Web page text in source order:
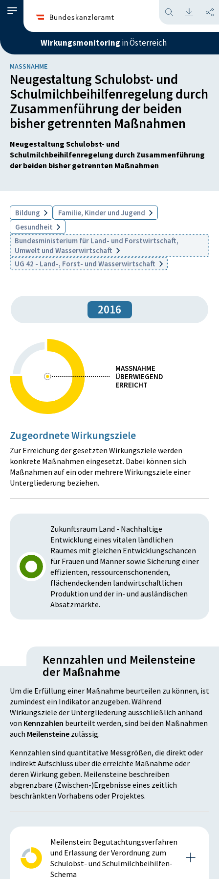
Wirkungsmonitoring in Österreich
MASSNAHME
Neugestaltung Schulobst- und
Schulmilchbeihilfenregelung durch
Zusammenführung der beiden
bisher getrennten Maßnahmen
Neugestaltung Schulobst- und
Schulmilchbeihilfenregelung durch Zusammenführung
der beiden bisher getrennten Maßnahmen
Bildung
Familie, Kinder und Jugend
Gesundheit
Bundesministerium für Land- und Forstwirtschaft,
Umwelt und Wasserwirtschaft
UG 42 - Land-, Forst- und Wasserwirtschaft
2016
MASSNAHME
ÜBERWIEGEND
ERREICHT
Zugeordnete Wirkungsziele
Zur Erreichung der gesetzten Wirkungsziele werden
konkrete Maßnahmen eingesetzt. Dabei können sich
Maßnahmen auf ein oder mehrere Wirkungsziele einer
Untergliederung beziehen.
Zukunftsraum Land - Nachhaltige
Entwicklung eines vitalen ländlichen
Raumes mit gleichen Entwicklungschancen
für Frauen und Männer sowie Sicherung einer
effizienten, ressourcenschonenden,
flächendeckenden landwirtschaftlichen
Produktion und der in- und ausländischen
Absatzmärkte.
Kennzahlen und Meilensteine
der Maßnahme
Um die Erfüllung einer Maßnahme beurteilen zu können, ist
zumindest ein Indikator anzugeben. Während
Wirkungsziele der Untergliederung ausschließlich anhand
von Kennzahlen beurteilt werden, sind bei den Maßnahmen
auch Meilensteine zulässig.
Kennzahlen sind quantitative Messgrößen, die direkt oder
indirekt Aufschluss über die erreichte Maßnahme oder
deren Wirkung geben. Meilensteine beschreiben
abgrenzbare (Zwischen-)Ergebnisse eines zeitlich
beschränkten Vorhabens oder Projektes.
Meilenstein: Begutachtungsverfahren
und Erlassung der Verordnung zum
Schulobst- und Schulmilchbeihilfen-
Schema